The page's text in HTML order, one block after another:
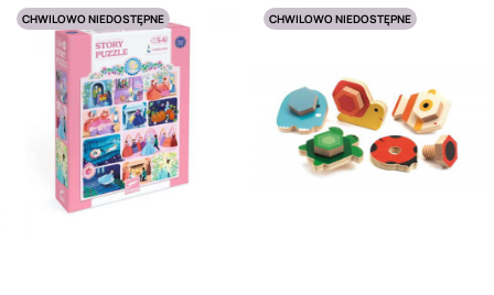
CHWILOWO NIEDOSTĘPNE
CHWILOWO NIEDOSTĘPNE